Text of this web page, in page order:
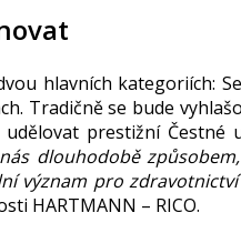
hlavních kategoriích:
Tradičně se bude
prestižní Čestné
dlouhodobě
význam pro zdravotnictví
HARTMANN – RICO.